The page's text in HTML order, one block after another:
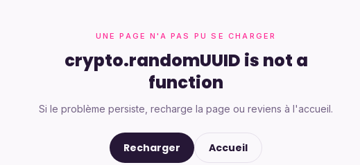
UNE PAGE N'A PAS PU SE CHARGER
crypto.randomUUID is not a
function
Si le problème persiste, recharge la page ou reviens à l'accueil.
Recharger Accueil